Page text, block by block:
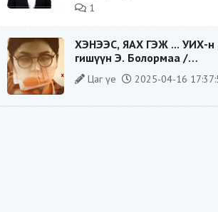
1
ХЭНЭЭС, ЯАХ ГЭЖ ... УИХ-н
гишүүн Э. Болормаа /
сонгуулийн ажилдаа
компаниас хандив авсан
Цаг үе 2025-04-16